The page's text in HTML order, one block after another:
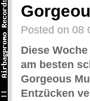
Posted on 08
Diese
am besten
Gorgeous
Entzücken